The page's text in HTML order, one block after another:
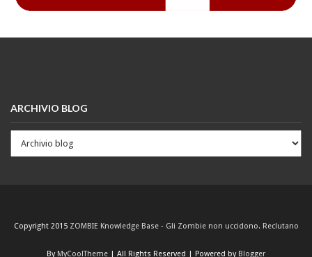
ARCHIVIO BLOG
Copyright 2015 ZOMBIE Knowledge Base - Gli Zombie non uccidono. Reclutano
By MyCoolTheme | All Rights Reserved | Powered by Blogger